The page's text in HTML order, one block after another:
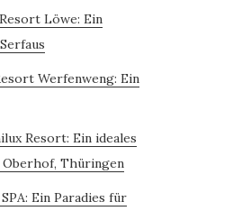
Löwe: Ein
Werfenweng: Ein
Resort: Ein ideales
Oberhof, Thüringen
Ein Paradies für